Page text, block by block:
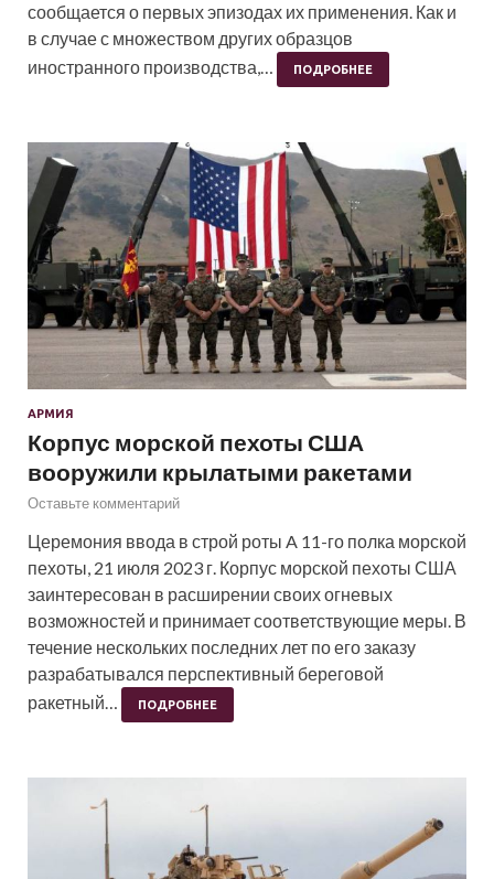
сообщается о первых эпизодах их применения. Как и
в случае с множеством других образцов
иностранного производства,…
ПОДРОБНЕЕ
АРМИЯ
Корпус морской пехоты США
вооружили крылатыми ракетами
Оставьте комментарий
Церемония ввода в строй роты A 11-го полка морской
пехоты, 21 июля 2023 г. Корпус морской пехоты США
заинтересован в расширении своих огневых
возможностей и принимает соответствующие меры. В
течение нескольких последних лет по его заказу
разрабатывался перспективный береговой
ракетный…
ПОДРОБНЕЕ